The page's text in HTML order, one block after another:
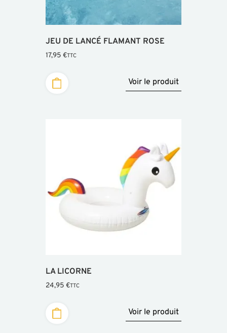
JEU DE LANCÉ FLAMANT ROSE
17,95 €TTC
Voir le produit
LA LICORNE
24,95 €TTC
Voir le produit